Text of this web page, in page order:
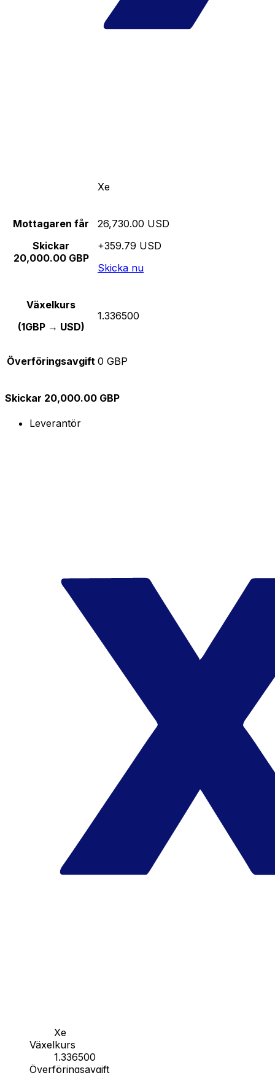
Xe
Mottagaren får
Skickar
20,000.00 GBP
26,730.00 USD
+359.79 USD
Skicka nu
Växelkurs
(1GBP → USD)
1.336500
Överföringsavgift 0 GBP
Skickar 20,000.00 GBP
Leverantör
Xe
Växelkurs
1.336500
Överföringsavgift